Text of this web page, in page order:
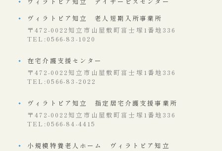
ヴィラトピア知立 老人短期入所事業所
〒472-0022知立市山屋敷町富士塚1番地336
TEL:0566-83-1020
在宅介護支援センター
〒472-0022知立市山屋敷町富士塚1番地336
TEL:0566-83-2022
ヴィラトピア知立 指定居宅介護支援事業所
〒472-0022知立市山屋敷町富士塚1番地336
TEL:0566-84-4415
小規模特養老人ホーム ヴィラトピア知立